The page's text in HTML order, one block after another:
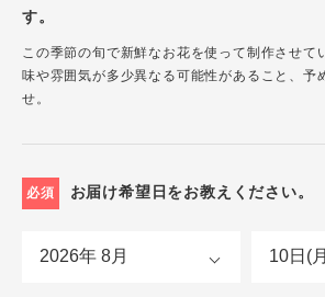
す。
この季節の旬で新鮮なお花を使って制作させて
味や雰囲気が多少異なる可能性があること、予
せ。
必須 お届け希望日をお教えください。